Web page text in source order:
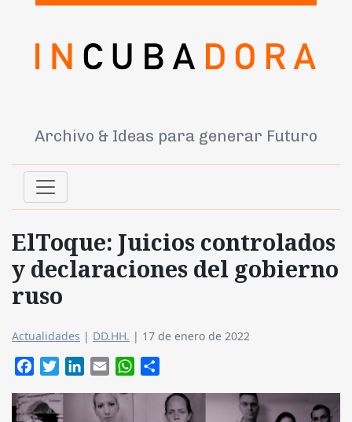
Archivo & Ideas para generar Futuro
ElToque: Juicios controlados
y declaraciones del gobierno
ruso
Actualidades | DD.HH. | 17 de enero de 2022
FacebookTwitterLinkedIn
Email WhatsApp